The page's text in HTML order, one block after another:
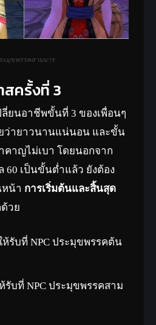
มุขพรรคสามมาร
สครั้งที่ 3
ยนอาชีพขั้นที่ 3 ของเพื่อนๆ
ว่ายาวนานแน่นอน และขั้น
คาญไม่เบา โดยนอกจาก
60 เป็นขั้นต่ำแล้ว ยังต้อง
หน้า การเริ่มต้นและสิ้นสุด
วย
ห้รับที่ NPC ประมุขพรรคต้น
รับที่ NPC ประมุขพรรคสาม